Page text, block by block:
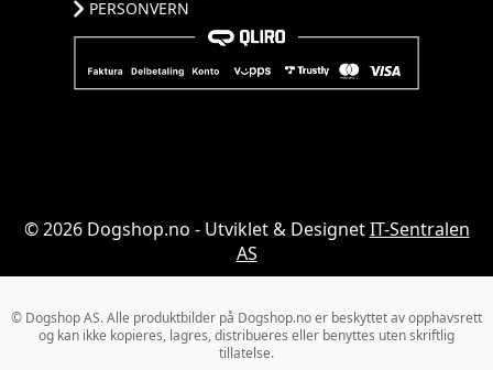
PERSONVERN
© 2026 Dogshop.no - Utviklet & DesignetIT-Sentralen
AS
© Dogshop AS. Alle produktbilder på Dogshop.no er beskyttet av opphavsrett
og kan ikke kopieres, lagres, distribueres eller benyttes uten skriftlig
tillatelse.